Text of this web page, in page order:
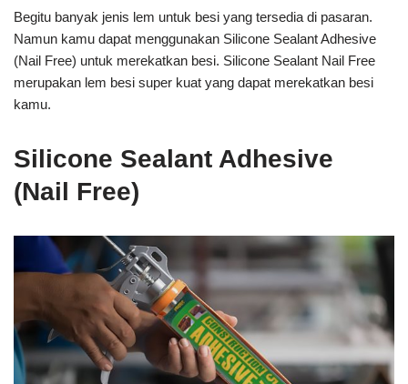
Begitu banyak jenis lem untuk besi yang tersedia di pasaran.
Namun kamu dapat menggunakan Silicone Sealant Adhesive
(Nail Free) untuk merekatkan besi. Silicone Sealant Nail Free
merupakan lem besi super kuat yang dapat merekatkan besi
kamu.
Silicone Sealant Adhesive
(Nail Free)